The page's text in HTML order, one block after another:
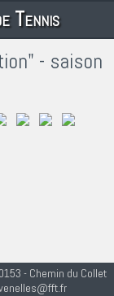
Tennis
- saison
- Chemin du Collet